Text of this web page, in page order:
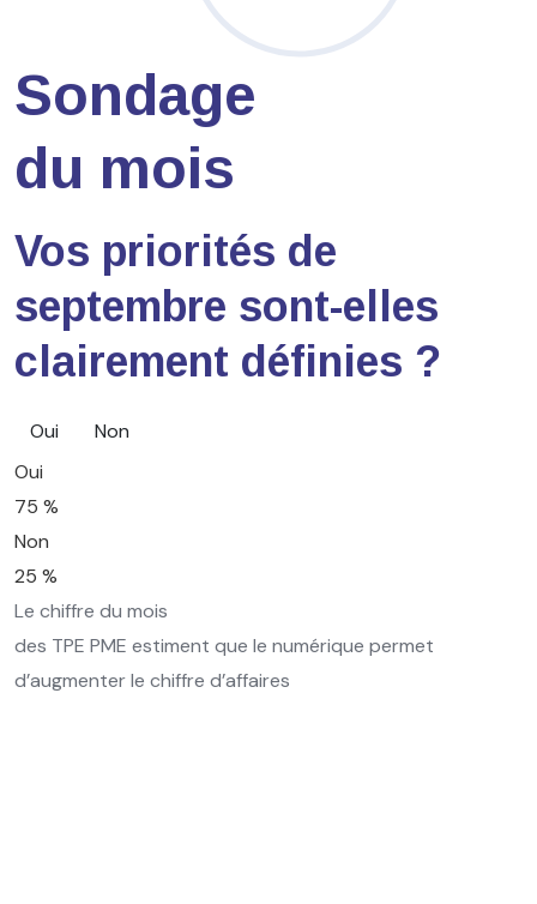
Sondage
du mois
Vos priorités de
septembre sont-elles
clairement définies ?
Oui
Non
Oui
75 %
Non
25 %
Le chiffre du mois
des TPE PME estiment que le numérique permet
d’augmenter le chiffre d’affaires